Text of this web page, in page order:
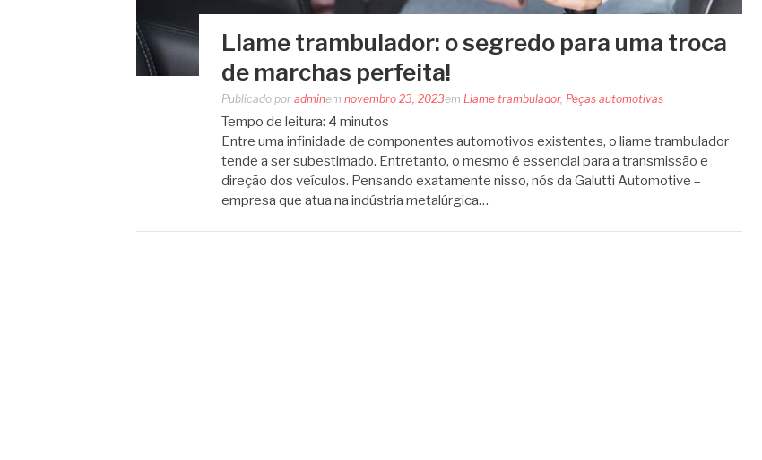
Liame trambulador: o segredo para uma troca
de marchas perfeita!
Publicado por adminem novembro 23, 2023em Liame trambulador, Peças automotivas
Tempo de leitura: 4 minutos
Entre uma infinidade de componentes automotivos existentes, o liame trambulador
tende a ser subestimado. Entretanto, o mesmo é essencial para a transmissão e
direção dos veículos. Pensando exatamente nisso, nós da Galutti Automotive –
empresa que atua na indústria metalúrgica…